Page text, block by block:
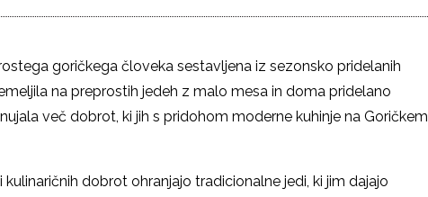
goričkega človeka sestavljena iz sezonsko pridelanih
na preprostih jedeh z malo mesa in doma pridelano
več dobrot, ki jih s pridohom moderne kuhinje na Goričkem
dobrot ohranjajo tradicionalne jedi, ki jim dajajo